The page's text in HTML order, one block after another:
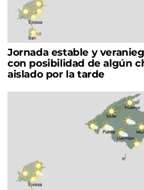
Jornada estable y
con posibilidad de algún
aislado por la tarde